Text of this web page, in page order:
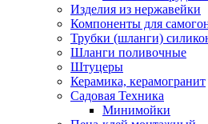
Изделия из нержавейки
Компоненты для
Трубки (шланги)
Шланги поливочные
Штуцеры
Керамика, керамогранит
Садовая Техника
Минимойки